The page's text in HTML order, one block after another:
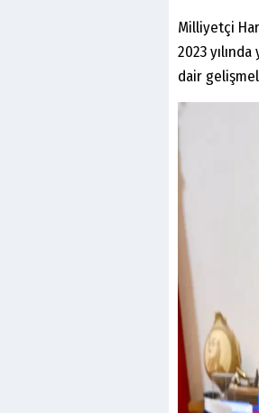
Milliyetçi
2023
dair